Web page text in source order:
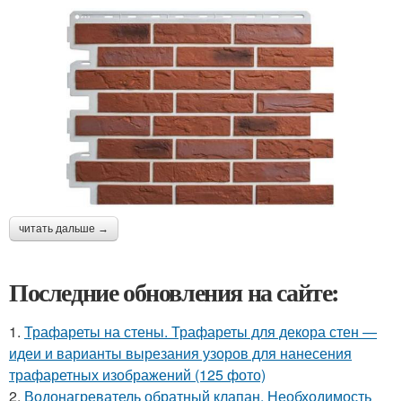
читать дальше →
Последние обновления на сайте:
1. Трафареты на стены. Трафареты для декора стен —
идеи и варианты вырезания узоров для нанесения
трафаретных изображений (125 фото)
2. Водонагреватель обратный клапан. Необходимость